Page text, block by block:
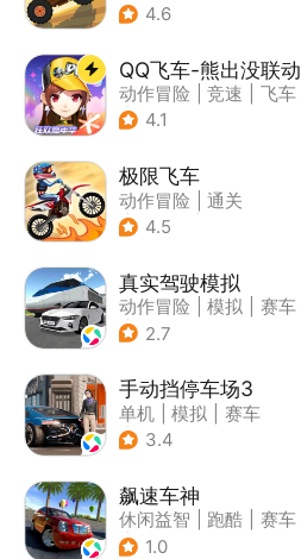
4.6
QQ飞车-熊出没联动
动作冒险 竞速
飞车
| 漂移
4.1
极限飞车
动作冒险
通关
| 摩托车
4.5
真实驾驶模拟
动作冒险 模拟
赛车
| 漂移
2.7
手动挡停车场3
单机 模拟
赛车
| 开放世界
3.4
飙速车神
休闲益智 跑酷
赛车
| 漂移
1.0